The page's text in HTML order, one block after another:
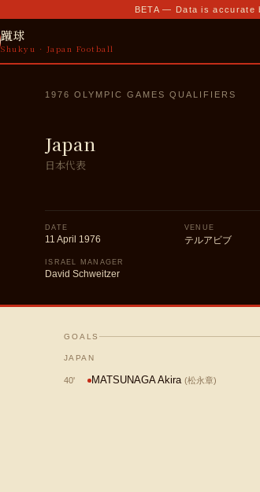
BETA — Data is accurate
蹴球
Shukyu · Japan Football
1976 OLYMPIC GAMES QUALIFIERS
Japan
日本代表
DATE
11 April 1976
VENUE
テルアビブ
ISRAEL MANAGER
David Schweitzer
GOALS
JAPAN
40' MATSUNAGA Akira (松永章)